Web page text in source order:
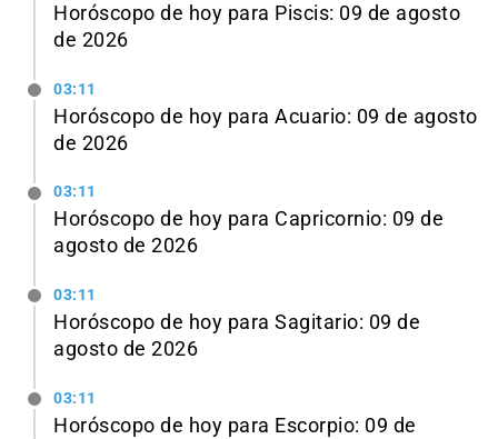
Horóscopo de hoy para Piscis: 09 de agosto
de 2026
03:11
Horóscopo de hoy para Acuario: 09 de agosto
de 2026
03:11
Horóscopo de hoy para Capricornio: 09 de
agosto de 2026
03:11
Horóscopo de hoy para Sagitario: 09 de
agosto de 2026
03:11
Horóscopo de hoy para Escorpio: 09 de